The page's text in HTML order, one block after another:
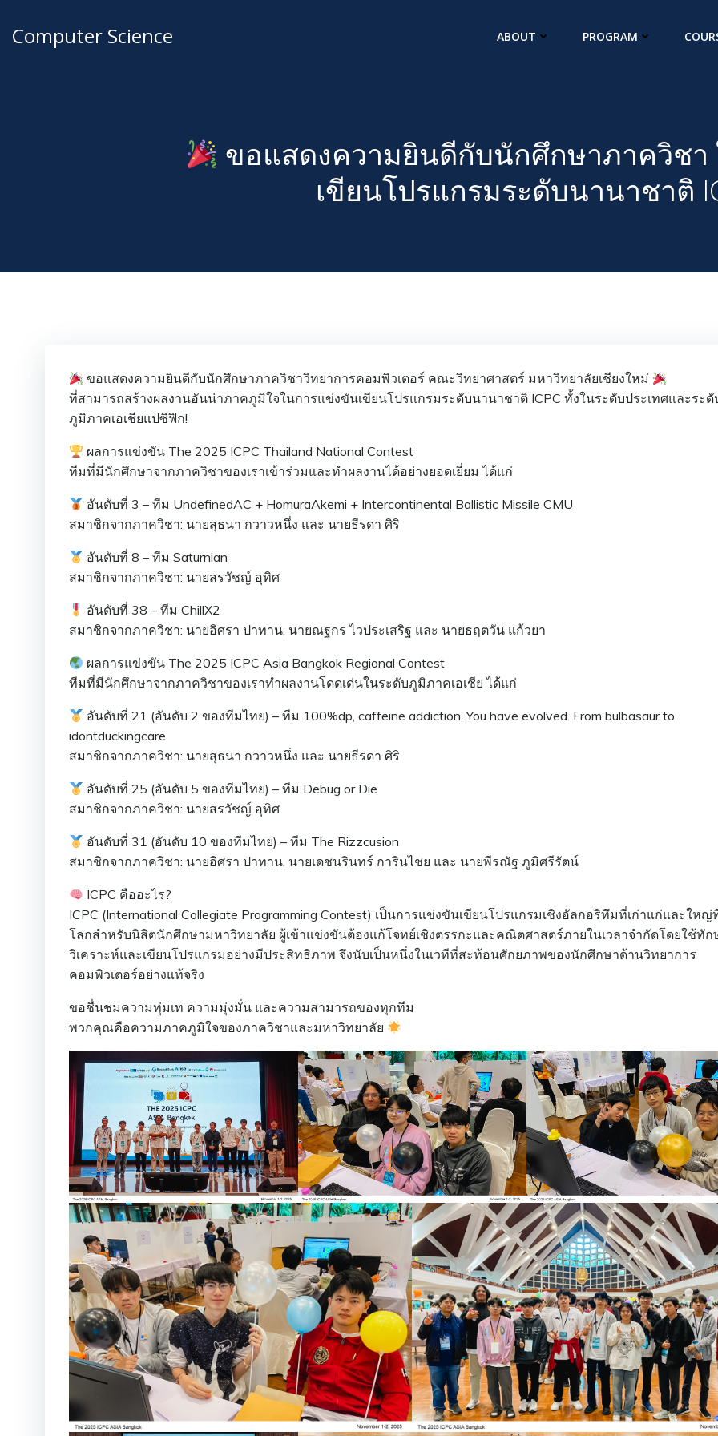
Computer Science ABOUT PROGRAM
ขอแสดงความยินดีกับนักศึกษาภาควิชา
เขียนโปรแกรมระดับนานาชาติ
ขอแสดงความยินดีกับนักศึกษาภาควิชาวิทยาการคอมพิวเตอร์ คณะวิทยาศาสตร์ มหาวิทยาลัยเชียงใหม่
ที่สามารถสร้างผลงานอันน่าภาคภูมิใจในการแข่งขันเขียนโปรแกรมระดับนานาชาติ ICPC ทั้งในระดับประเทศและระดั
ภูมิภาคเอเชียแปซิฟิก!
ผลการแข่งขัน The 2025 ICPC Thailand National Contest
ทีมที่มีนักศึกษาจากภาควิชาของเราเข้าร่วมและทำผลงานได้อย่างยอดเยี่ยม ได้แก่
อันดับที่ 3 – ทีม UndefinedAC + HomuraAkemi + Intercontinental Ballistic Missile CMU
สมาชิกจากภาควิชา: นายสุธนา กวาวหนึ่ง และ นายธีรดา ศิริ
อันดับที่ 8 – ทีม Saturnian
สมาชิกจากภาควิชา: นายสรวัชญ์ อุทิศ
อันดับที่ 38 – ทีม ChillX2
สมาชิกจากภาควิชา: นายอิศรา ปาทาน, นายณฐกร ไวประเสริฐ และ นายธฤตวัน แก้วยา
ผลการแข่งขัน The 2025 ICPC Asia Bangkok Regional Contest
ทีมที่มีนักศึกษาจากภาควิชาของเราทำผลงานโดดเด่นในระดับภูมิภาคเอเชีย ได้แก่
อันดับที่ 21 (อันดับ 2 ของทีมไทย) – ทีม 100%dp, caffeine addiction, You have evolved. From bulbasaur to
idontduckingcare
สมาชิกจากภาควิชา: นายสุธนา กวาวหนึ่ง และ นายธีรดา ศิริ
อันดับที่ 25 (อันดับ 5 ของทีมไทย) – ทีม Debug or Die
สมาชิกจากภาควิชา: นายสรวัชญ์ อุทิศ
อันดับที่ 31 (อันดับ 10 ของทีมไทย) – ทีม The Rizzcusion
สมาชิกจากภาควิชา: นายอิศรา ปาทาน, นายเดชนรินทร์ การินไชย และ นายพีรณัฐ ภูมิศรีรัตน์
ICPC คืออะไร?
ICPC (International Collegiate Programming Contest) เป็นการแข่งขันเขียนโปรแกรมเชิงอัลกอริทึมที่เก่าแก่และให
โลกสำหรับนิสิตนักศึกษามหาวิทยาลัย ผู้เข้าแข่งขันต้องแก้โจทย์เชิงตรรกะและคณิตศาสตร์ภายในเวลาจำกัดโดยใช้ทั
วิเคราะห์และเขียนโปรแกรมอย่างมีประสิทธิภาพ จึงนับเป็นหนึ่งในเวทีที่สะท้อนศักยภาพของนักศึกษาด้านวิทยาการ
คอมพิวเตอร์อย่างแท้จริง
ขอชื่นชมความทุ่มเท ความมุ่งมั่น และความสามารถของทุกทีม
พวกคุณคือความภาคภูมิใจของภาควิชาและมหาวิทยาลัย